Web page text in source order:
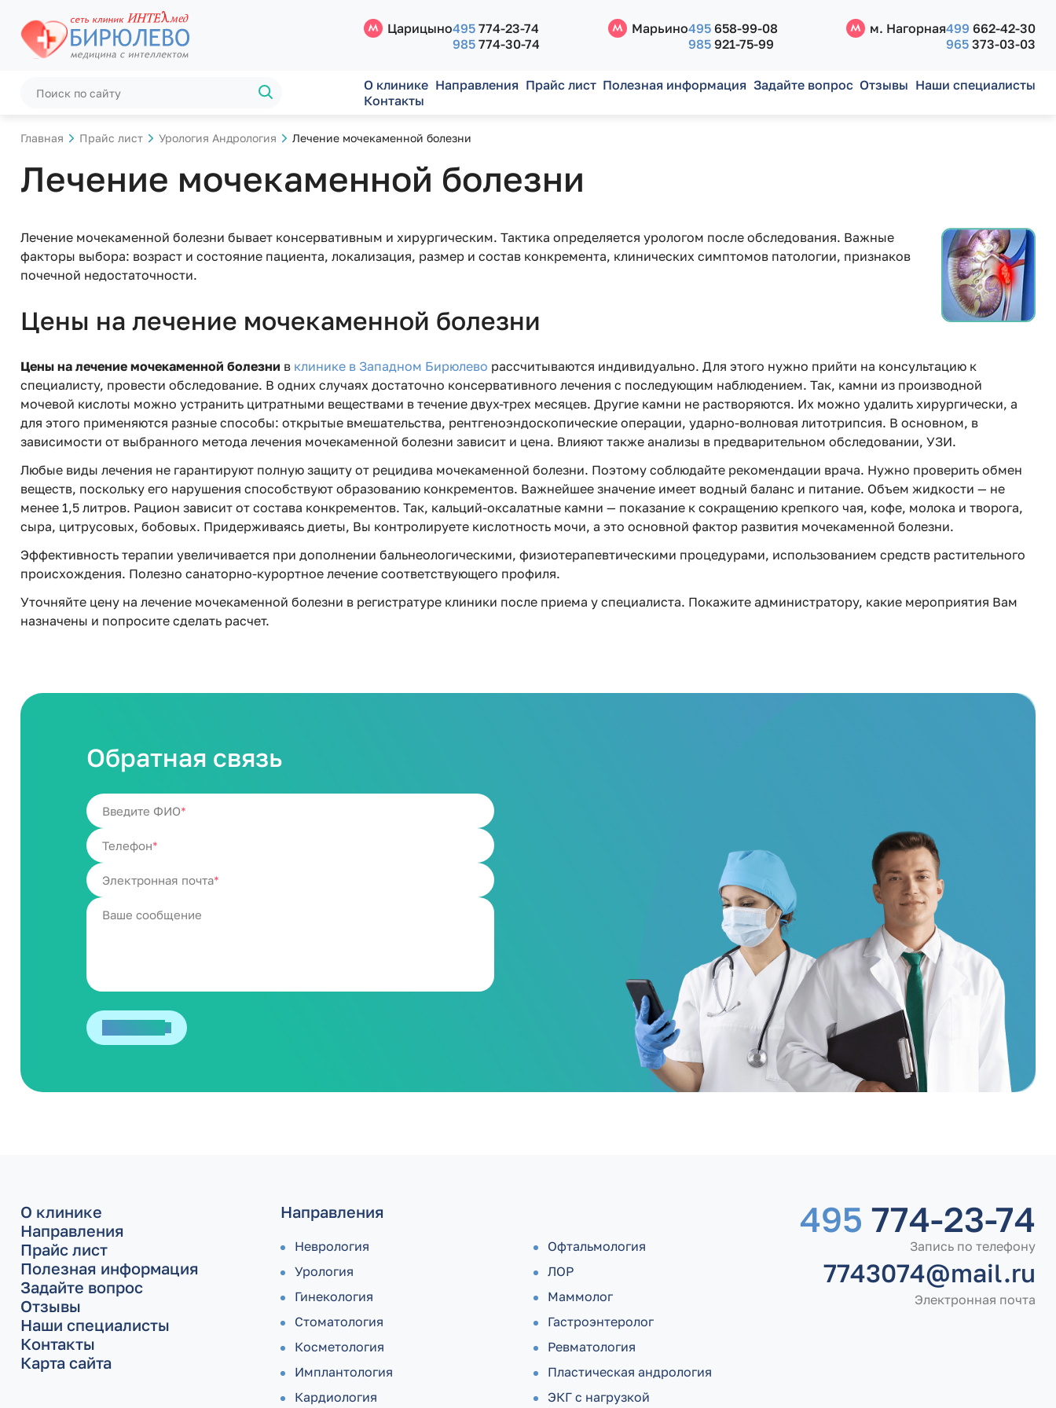
Царицыно495 774-23-74
985 774-30-74
Марьино495 658-99-08
985 921-75-99
м. Нагорная499 662-42-30
965373-03-03
О клинике Направления Прайс лист Полезная информация Задайте вопрос Отзывы Наши специалисты
Контакты
Главная Прайс лист Урология Андрология Лечение мочекаменной болезни
Лечение мочекаменной болезни
Лечение мочекаменной болезни бывает консервативным и хирургическим. Тактика определяется урологом после обследования. Важные
факторы выбора: возраст и состояние пациента, локализация, размер и состав конкремента, клинических симптомов патологии, признаков
почечной недостаточности.
Цены на лечение мочекаменной болезни
Цены на лечение мочекаменной болезни в клинике в Западном Бирюлево рассчитываются индивидуально. Для этого нужно прийти на консультацию к
специалисту, провести обследование. В одних случаях достаточно консервативного лечения с последующим наблюдением. Так, камни из производной
мочевой кислоты можно устранить цитратными веществами в течение двух-трех месяцев. Другие камни не растворяются. Их можно удалить хирургически, а
для этого применяются разные способы: открытые вмешательства, рентгеноэндоскопические операции, ударно-волновая литотрипсия. В основном, в
зависимости от выбранного метода лечения мочекаменной болезни зависит и цена. Влияют также анализы в предварительном обследовании, УЗИ.
Любые виды лечения не гарантируют полную защиту от рецидива мочекаменной болезни. Поэтому соблюдайте рекомендации врача. Нужно проверить обмен
веществ, поскольку его нарушения способствуют образованию конкрементов. Важнейшее значение имеет водный баланс и питание. Объем жидкости — не
менее 1,5 литров. Рацион зависит от состава конкрементов. Так, кальций-оксалатные камни — показание к сокращению крепкого чая, кофе, молока и творога,
сыра, цитрусовых, бобовых. Придерживаясь диеты, Вы контролируете кислотность мочи, а это основной фактор развития мочекаменной болезни.
Эффективность терапии увеличивается при дополнении бальнеологическими, физиотерапевтическими процедурами, использованием средств растительного
происхождения. Полезно санаторно-курортное лечение соответствующего профиля.
Уточняйте цену на лечение мочекаменной болезни в регистратуре клиники после приема у специалиста. Покажите администратору, какие мероприятия Вам
назначены и попросите сделать расчет.
Обратная связь
Введите ФИО
Телефон
Электронная почта
О клинике
Направления
Прайс лист
Полезная информация
Задайте вопрос
Отзывы
Наши специалисты
Контакты
Карта сайта
Направления
Неврология
Урология
Гинекология
Стоматология
Косметология
Имплантология
Кардиология
Офтальмология
ЛОР
Маммолог
Гастроэнтеролог
Ревматология
Пластическая андрология
ЭКГ с нагрузкой
495 774-23-74
Запись по телефону
7743074@mail.ru
Электронная почта